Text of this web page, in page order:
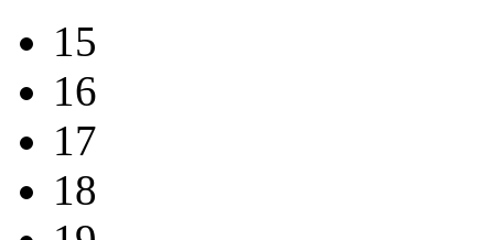
15
16
17
18